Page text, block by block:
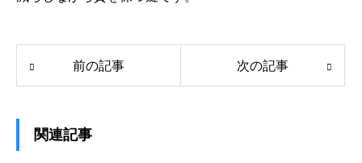
前の記事 次の記事
関連記事